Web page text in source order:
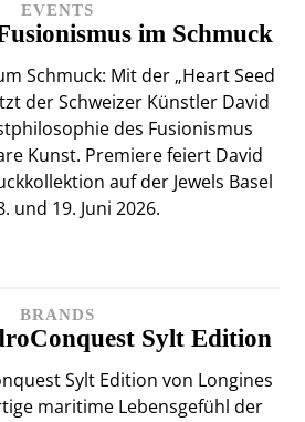
EVENTS
im Schmuck
Schmuck: Mit der „Heart Seed
der Schweizer Künstler David
des Fusionismus
Kunst. Premiere feiert David
auf der Jewels Basel
und 19. Juni 2026.
BRANDS
Sylt Edition
Sylt Edition von Longines
maritime Lebensgefühl der